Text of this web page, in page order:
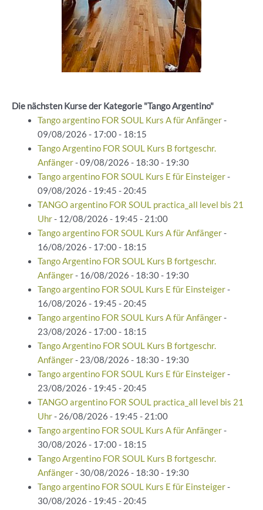
Die nächsten Kurse der Kategorie "Tango Argentino"
Tango argentino FOR SOUL Kurs A für Anfänger-
09/08/2026 - 17:00 - 18:15
Tango Argentino FOR SOUL Kurs B fortgeschr.
Anfänger- 09/08/2026 - 18:30 - 19:30
Tango argentino FOR SOUL Kurs E für Einsteiger-
09/08/2026 - 19:45 - 20:45
TANGO argentino FOR SOUL practica_all level bis 21
Uhr- 12/08/2026 - 19:45 - 21:00
Tango argentino FOR SOUL Kurs A für Anfänger-
16/08/2026 - 17:00 - 18:15
Tango Argentino FOR SOUL Kurs B fortgeschr.
Anfänger- 16/08/2026 - 18:30 - 19:30
Tango argentino FOR SOUL Kurs E für Einsteiger-
16/08/2026 - 19:45 - 20:45
Tango argentino FOR SOUL Kurs A für Anfänger-
23/08/2026 - 17:00 - 18:15
Tango Argentino FOR SOUL Kurs B fortgeschr.
Anfänger- 23/08/2026 - 18:30 - 19:30
Tango argentino FOR SOUL Kurs E für Einsteiger-
23/08/2026 - 19:45 - 20:45
TANGO argentino FOR SOUL practica_all level bis 21
Uhr- 26/08/2026 - 19:45 - 21:00
Tango argentino FOR SOUL Kurs A für Anfänger-
30/08/2026 - 17:00 - 18:15
Tango Argentino FOR SOUL Kurs B fortgeschr.
Anfänger- 30/08/2026 - 18:30 - 19:30
Tango argentino FOR SOUL Kurs E für Einsteiger-
30/08/2026 - 19:45 - 20:45